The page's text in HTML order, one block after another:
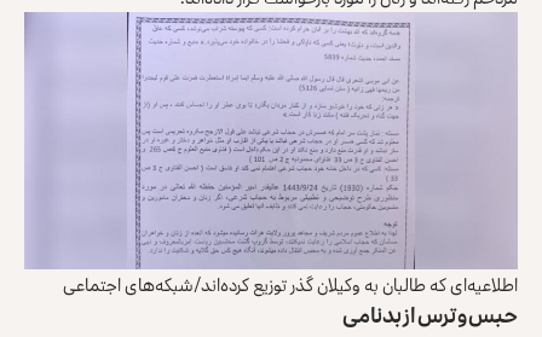
اطلاعیه‌ای که طالبان به وکیلان گذر توزیع کرده‌اند/شبکه‌های اجتماعی
حبس و ترس از بدنامی